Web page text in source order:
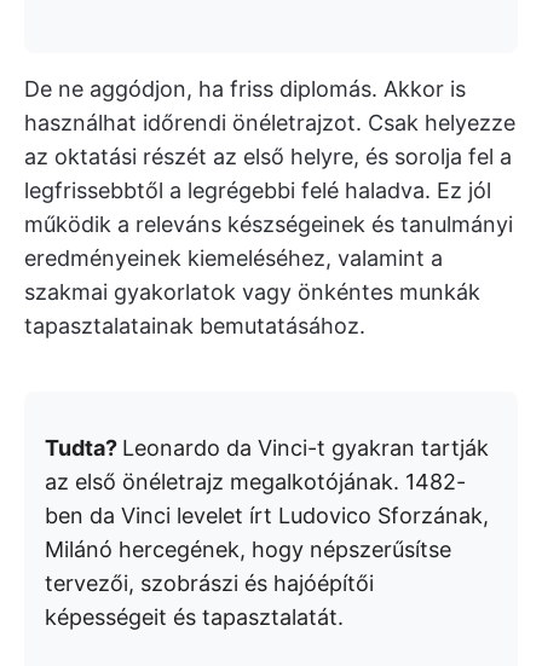
De ne aggódjon, ha friss diplomás. Akkor is
használhat időrendi önéletrajzot. Csak helyezze
az oktatási részét az első helyre, és sorolja fel a
legfrissebbtől a legrégebbi felé haladva. Ez jól
működik a releváns készségeinek és tanulmányi
eredményeinek kiemeléséhez, valamint a
szakmai gyakorlatok vagy önkéntes munkák
tapasztalatainak bemutatásához.
Tudta? Leonardo da Vinci-t gyakran tartják
az első önéletrajz megalkotójának. 1482-
ben da Vinci levelet írt Ludovico Sforzának,
Milánó hercegének, hogy népszerűsítse
tervezői, szobrászi és hajóépítői
képességeit és tapasztalatát.